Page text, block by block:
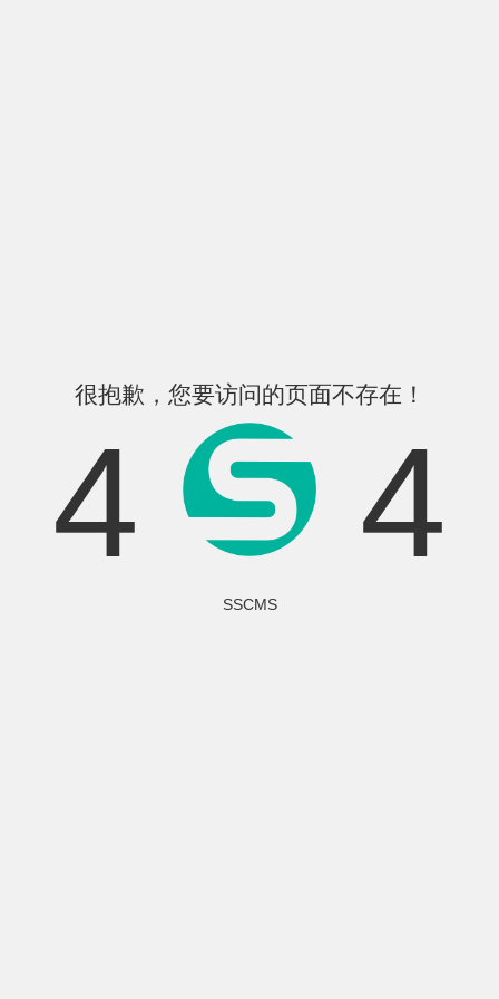
很抱歉，您要访问的页面不存在！
4 4
SSCMS